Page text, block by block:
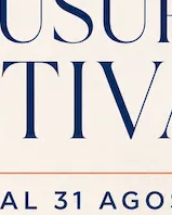
Se desideri una poltroncina per stanze design, clicca e leggi di più sul modello Thelma in pelle del brand Doimo Salotti.